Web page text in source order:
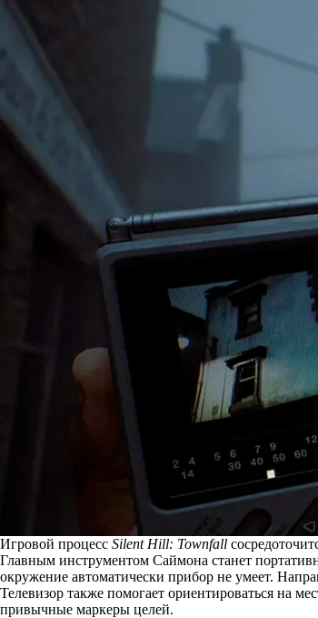
Игровой процесс Silent Hill: Townfall
Главным инструментом Саймона станет
окружение автоматически прибор не умеет.
Телевизор также помогает ориентироваться на
привычные маркеры целей.